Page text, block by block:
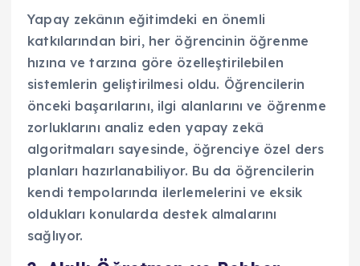
Yapay zekânın eğitimdeki en önemli
katkılarından biri, her öğrencinin öğrenme
hızına ve tarzına göre özelleştirilebilen
sistemlerin geliştirilmesi oldu. Öğrencilerin
önceki başarılarını, ilgi alanlarını ve öğrenme
zorluklarını analiz eden yapay zekâ
algoritmaları sayesinde, öğrenciye özel ders
planları hazırlanabiliyor. Bu da öğrencilerin
kendi tempolarında ilerlemelerini ve eksik
oldukları konularda destek almalarını
sağlıyor.